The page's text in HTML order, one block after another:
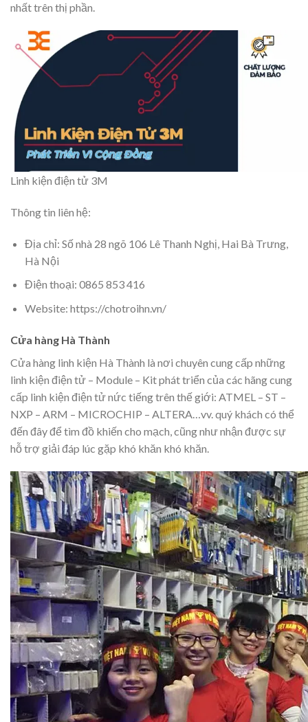
nhất trên thị phần.
Linh kiện điện tử 3M
Thông tin liên hệ:
Địa chỉ: Số nhà 28 ngõ 106 Lê Thanh Nghị, Hai Bà Trưng,
Hà Nội
Điện thoại: 0865 853 416
Website: https://chotroihn.vn/
Cửa hàng Hà Thành
Cửa hàng linh kiện Hà Thành là nơi chuyên cung cấp những
linh kiện điện tử – Module – Kit phát triển của các hãng cung
cấp linh kiện điện tử nức tiếng trên thế giới: ATMEL – ST –
NXP – ARM – MICROCHIP – ALTERA…vv. quý khách có thể
đến đây để tìm đồ khiến cho mạch, cũng như nhận được sự
hỗ trợ giải đáp lúc gặp khó khăn khó khăn.